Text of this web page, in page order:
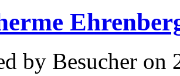
by Besucher on